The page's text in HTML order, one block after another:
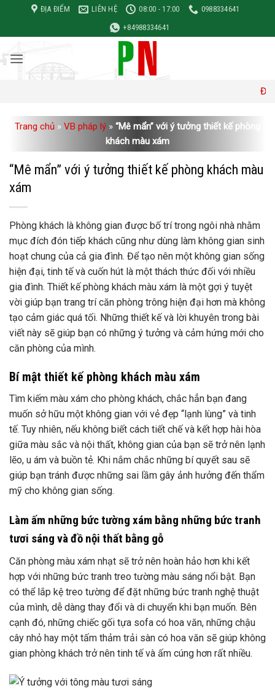
nội
dung
ĐỊA ĐIỂM LIÊN HỆ 08:00 - 17:00
0988334641
+84988334641
Đơn giá xây
Trang chủ » VB pháp lý » “Mê mẩn” với ý tưởng thiết kế phòng
khách màu xám
“Mê mẩn” với ý tưởng thiết kế phòng khách màu
xám
Phòng khách là không gian được bố trí trong ngôi nhà nhằm
mục đích đón tiếp khách cũng như dùng làm không gian sinh
hoạt chung của cả gia đình. Để tạo nên một không gian sống
hiện đại, tinh tế và cuốn hút là một thách thức đối với nhiều
gia đình. Thiết kế phòng khách màu xám là một gợi ý tuyệt
vời giúp bạn trang trí căn phòng trông hiện đại hơn mà không
tạo cảm giác quá tối. Những thiết kế và lời khuyên trong bài
viết này sẽ giúp bạn có những ý tưởng và cảm hứng mới cho
căn phòng của mình.
Bí mật thiết kế phòng khách màu xám
Tìm kiếm màu xám cho phòng khách, chắc hẳn bạn đang
muốn sở hữu một không gian với vẻ đẹp “lạnh lùng” và tinh
tế. Tuy nhiên, nếu không biết cách tiết chế và kết hợp hài hòa
giữa màu sắc và nội thất, không gian của bạn sẽ trở nên lạnh
lẽo, u ám và buồn tẻ. Khi nắm chắc những bí quyết sau sẽ
giúp bạn tránh được những sai lầm gây ảnh hưởng đến thẩm
mỹ cho không gian sống.
Làm ấm những bức tường xám bằng những bức tranh
tươi sáng và đồ nội thất bằng gỗ
Căn phòng màu xám nhạt sẽ trở nên hoàn hảo hơn khi kết
hợp với những bức tranh treo tường màu sáng nổi bật. Bạn
có thể lắp kệ treo tường để đặt những bức tranh nghệ thuật
của mình, dễ dàng thay đổi và di chuyển khi bạn muốn. Bên
cạnh đó, những chiếc gối tựa sofa có hoa văn, những chậu
cây nhỏ hay một tấm thảm trải sàn có hoa văn sẽ giúp không
gian phòng khách trở nên tinh tế và ấm cúng hơn rất nhiều.